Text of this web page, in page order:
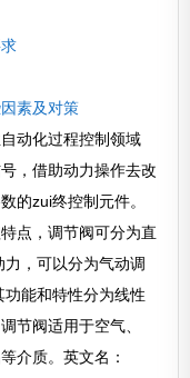
素及对策
动化过程控制领域
，借助动力操作去改
的zui终控制元件。
点，调节阀可分为直
，可以分为气动调
能和特性分为线性
节阀适用于空气、
介质。英文名：